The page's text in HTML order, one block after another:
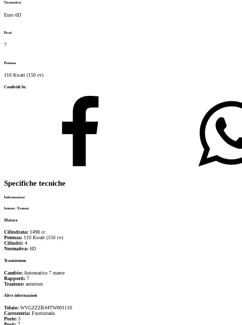
Normativa
Euro 6D
Posti
7
Potenza
110 Kwatt (150 cv)
Condividi Su:
Specifiche tecniche
Informazioni
Interni / Esterni
Motore
Cilindrata: 1498 cc
Potenza: 110 Kwatt (150 cv)
Cilindri: 4
Normativa: 6D
Trasmissione
Cambio: Automatico 7 marce
Rapporti: 7
Trazione: anteriore
Altre informazioni
Telaio: WVGZZZR44TW001110
Carrozzeria: Fuoristrada
Porte: 5